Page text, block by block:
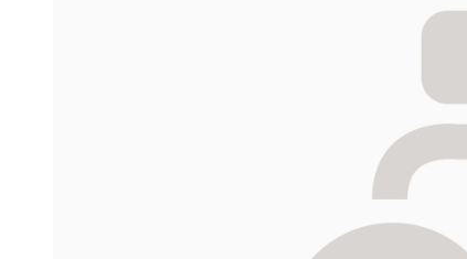
Miten tilaan
Reseptilääkkeiden tilaaminen edellyttää
-palvelusta. Tilausta
tunnistautua. Apteekki käsittelee tilauksesi, jonka